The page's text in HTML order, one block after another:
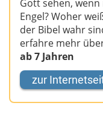
Gott sehen, wenn
Engel? Woher
der Bibel wahr
erfahre mehr
ab 7 Jahren
zur